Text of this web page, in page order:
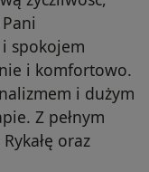
spokojem
i komfortowo.
i dużym
Z pełnym
oraz